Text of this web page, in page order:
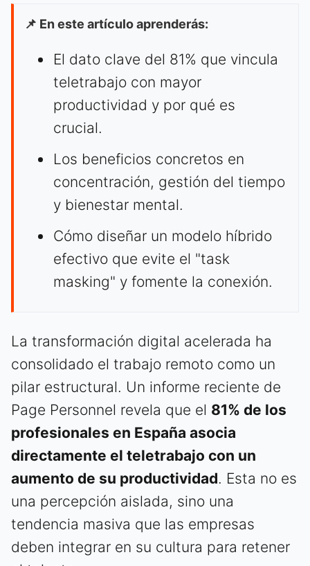
📌 En este artículo aprenderás:
El dato clave del 81% que vincula
teletrabajo con mayor
productividad y por qué es
crucial.
Los beneficios concretos en
concentración, gestión del tiempo
y bienestar mental.
Cómo diseñar un modelo híbrido
efectivo que evite el "task
masking" y fomente la conexión.
La transformación digital acelerada ha
consolidado el trabajo remoto como un
pilar estructural. Un informe reciente de
Page Personnel revela que el 81% de los
profesionales en España asocia
directamente el teletrabajo con un
aumento de su productividad. Esta no es
una percepción aislada, sino una
tendencia masiva que las empresas
deben integrar en su cultura para retener